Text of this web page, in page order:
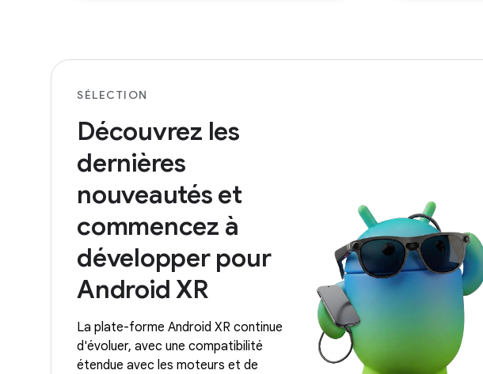
SÉLECTION
Découvrez les
dernières
nouveautés et
commencez à
développer pour
Android XR
La plate-forme Android XR continue
d'évoluer, avec une compatibilité
étendue avec les moteurs et de